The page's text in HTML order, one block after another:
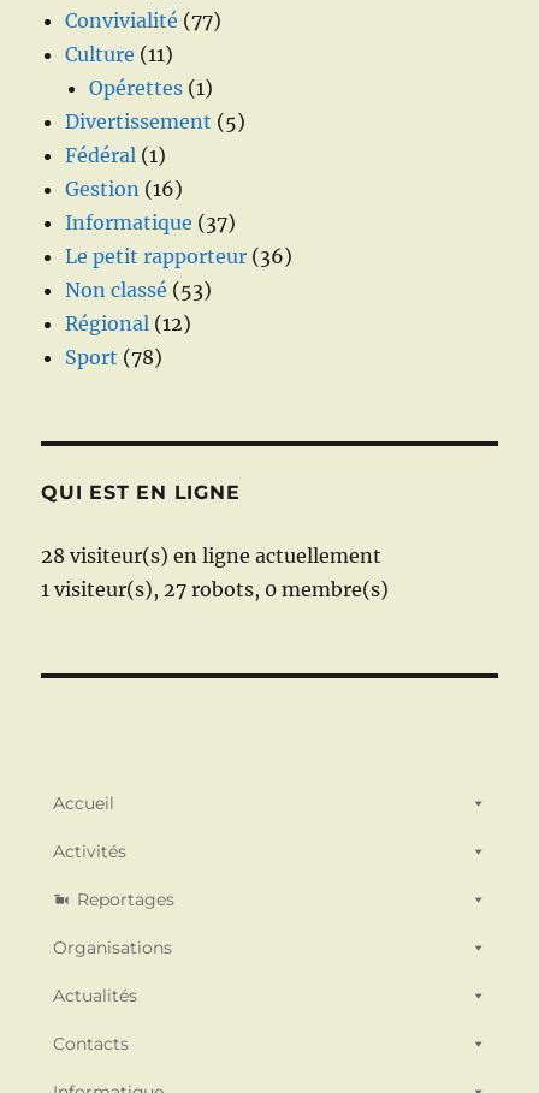
Convivialité (77)
Culture (11)
Opérettes (1)
Divertissement (5)
Fédéral (1)
Gestion (16)
Informatique (37)
Le petit rapporteur (36)
Non classé (53)
Régional (12)
Sport (78)
QUI EST EN LIGNE
28 visiteur(s) en ligne actuellement
1 visiteur(s), 27 robots, 0 membre(s)
Accueil
Activités
Reportages
Organisations
Actualités
Contacts